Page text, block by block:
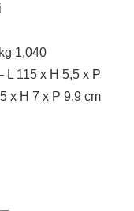
1,040
L 115 x H 5,5 x P
x H 7 x P 9,9 cm